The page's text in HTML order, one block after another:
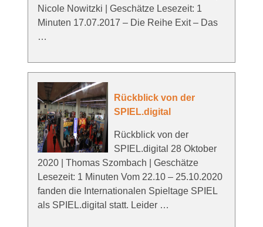
Nicole Nowitzki | Geschätze Lesezeit: 1
Minuten 17.07.2017 – Die Reihe Exit – Das
…
Rückblick von der
SPIEL.digital
Rückblick von der
SPIEL.digital 28 Oktober
2020 | Thomas Szombach | Geschätze
Lesezeit: 1 Minuten Vom 22.10 – 25.10.2020
fanden die Internationalen Spieltage SPIEL
als SPIEL.digital statt. Leider …